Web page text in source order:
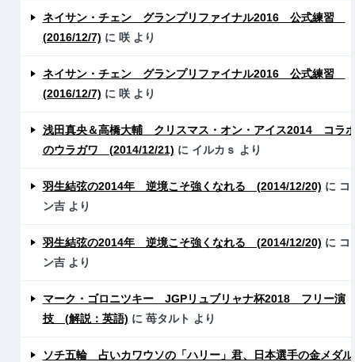
ネイサン・チェン グランプリファイナル2016 公式練習
(2016/12/7) に 咲より
ネイサン・チェン グランプリファイナル2016 公式練習
(2016/12/7) に 咲より
浅田真央＆高橋大輔 クリスマス・オン・アイス2014 コラ
のウラガワ (2014/12/21) に イルカｓ より
羽生結弦の2014年 逆境こそ強くなれる (2014/12/20) に コ
ン吉より
羽生結弦の2014年 逆境こそ強くなれる (2014/12/20) に コ
ン吉より
マーク・ゴロニツキー JGPリュブリャナ杯2018 フリー演
技 (解説：英語) に 苺タルト より
ソチ五輪 占いカワウソの「ハリー」君、日本選手の金メダル